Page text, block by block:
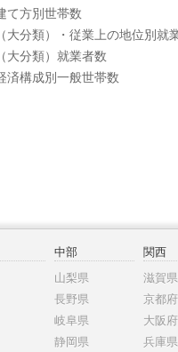
て方別世帯数
分類）・従業上の地位別就
大分類）就業者数
済構成別一般世帯数
中部
山梨県
長野県
岐阜県
静岡県
関西
滋賀県
京都府
大阪府
兵庫県